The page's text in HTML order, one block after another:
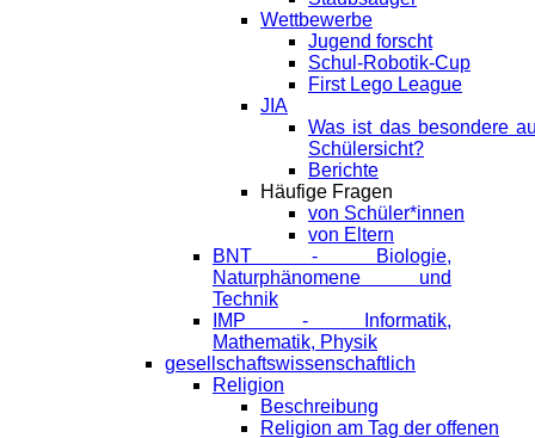
Wettbewerbe
Jugend forscht
Schul-Robotik-Cup
First Lego League
JIA
Was ist das besondere
Schülersicht?
Berichte
Häufige Fragen
von Schüler*innen
von Eltern
BNT - Biologie,
Naturphänomene und
Technik
IMP - Informatik,
Mathematik, Physik
gesellschaftswissenschaftlich
Religion
Beschreibung
Religion am Tag der offenen